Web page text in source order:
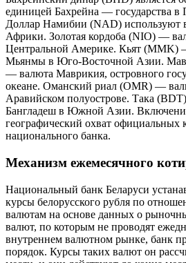
единицей Бахрейна — государства в
Доллар Намибии (NAD) используют
Африки. Золотая кордоба (NIO) —
Центральной Америке. Кьят (MMK)
Мьянмы в Юго-Восточной Азии.
— валюта Маврикия, островного
океане. Оманский риал (OMR) —
Аравийском полуострове. Така
Бангладеш в Южной Азии.
географический охват официальных
национального банка.
Механизм ежемесячного
Национальный банк Беларуси
курсы белорусского рубля по
валютам на основе данных о
валют, по которым не проводят
внутреннем валютном рынке, банк
порядок. Курсы таких валют он